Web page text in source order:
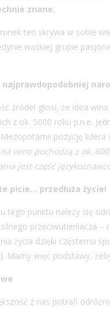
znane.
ten skrywa w sobie
wąskiej grupie
najprawdopodobniej
źródeł głosi, że idea
z ok. 5000 roku p.n.e.
pozycję
wino pochodzą z ok.
jest część
picie… przedłuża życie!
tego punktu należy się
przeciwutleniacza –
życia dzięki częstemu
Mamy więc podstawy,
z nas potrafi